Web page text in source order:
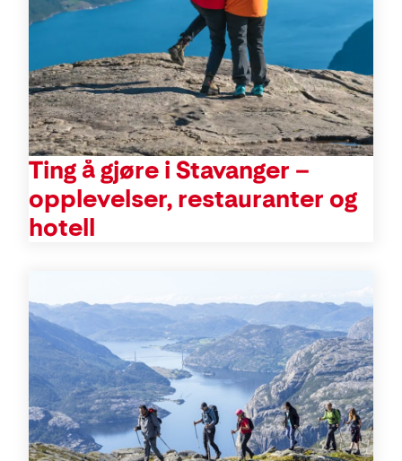
Ting å gjøre i Stavanger –
opplevelser, restauranter og
hotell